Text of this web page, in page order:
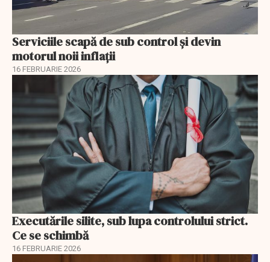
Serviciile scapă de sub control și devin
motorul noii inflații
16 FEBRUARIE 2026
Executările silite, sub lupa controlului strict.
Ce se schimbă
16 FEBRUARIE 2026